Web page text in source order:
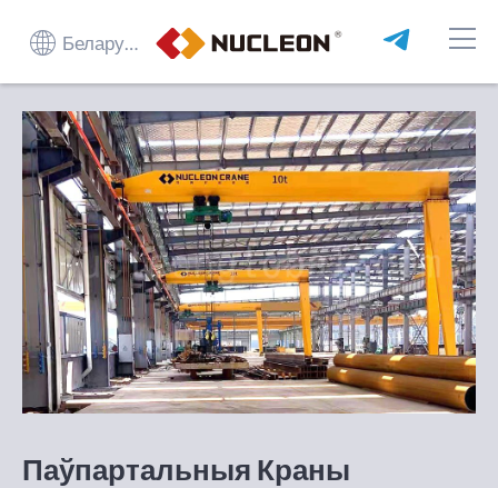
Беларуская мова
Паўпартальныя Краны